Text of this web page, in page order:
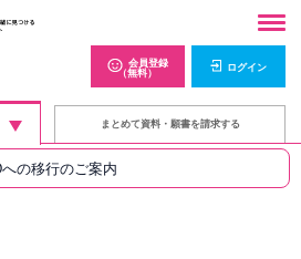
会員登録
（無料）
ログイン
まとめて資料・願書を請求する
への移行のご案内